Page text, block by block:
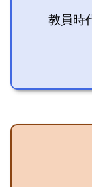
教員時